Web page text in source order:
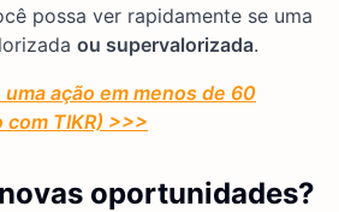
possa ver rapidamente se uma
ou supervalorizada.
ação em menos de 60
TIKR) >>>
oportunidades?